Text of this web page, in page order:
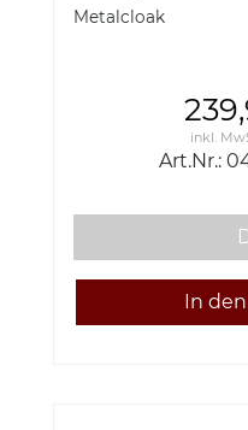
Metalcloak
inkl.
Art.Nr.: